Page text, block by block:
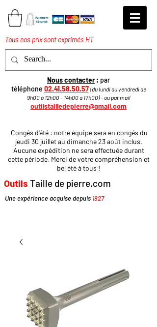
Tous nos prix sont exprimés HT
Nous contacter: par
téléphone 02.41.58.50.57 (du lundi au vendredi de
9h00 à 12h00 - 14h00 à 17h00)​ - ou par mail
outilstailledepierre@gmail.com
Congés d'été : notre équipe sera en congés du
jeudi 30 juillet au dimanche 23 août inclus.
Aucune expédition ne sera effectuée durant
cette période. Merci de votre compréhension et
bel été à tous !
Outils Taille de pierre.com
Une expérience acquise depuis 1927